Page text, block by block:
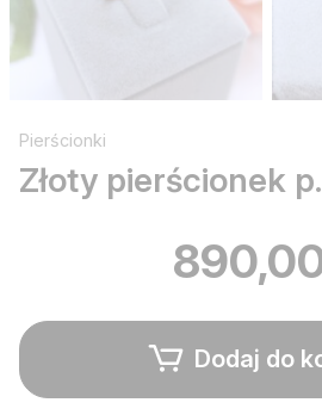
Pierścionki
Złoty pierścionek
Dodaj do